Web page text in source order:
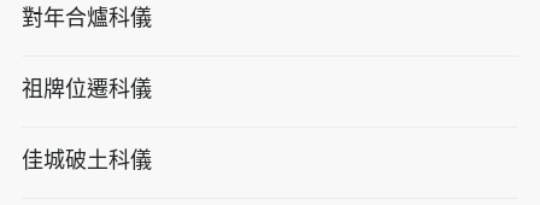
對年合爐科儀
祖牌位遷科儀
佳城破土科儀